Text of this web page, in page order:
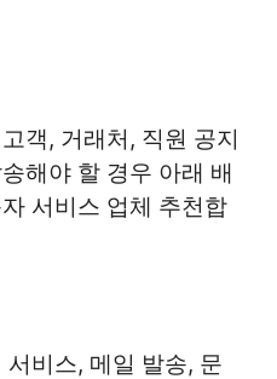
객, 거래처, 직원 공지
해야 할 경우 아래 배
서비스 업체 추천합
비스, 메일 발송, 문